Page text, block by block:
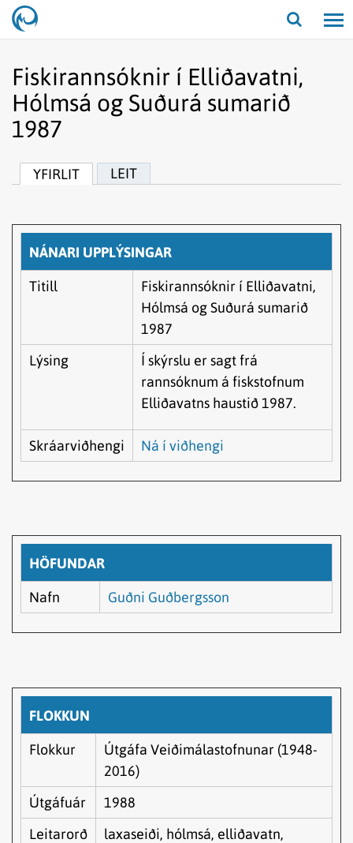
Opna/
Fiskirannsóknir í Elliðavatni,
Hólmsá og Suðurá sumarið
1987
YFIRLIT LEIT
NÁNARI UPPLÝSINGAR
Titill
Fiskirannsóknir í Elliðavatni,
Hólmsá og Suðurá sumarið
1987
Lýsing
Í skýrslu er sagt frá
rannsóknum á fiskstofnum
Elliðavatns haustið 1987.
Skráarviðhengi Ná í viðhengi
HÖFUNDAR
Nafn Guðni Guðbergsson
FLOKKUN
Flokkur
Útgáfa Veiðimálastofnunar (1948-
2016)
Útgáfuár
1988
Leitarorð
laxaseiði, hólmsá, elliðavatn,